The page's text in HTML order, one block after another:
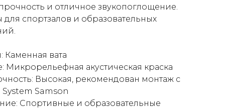
и отличное звукопоглощение.
спортзалов и образовательных
Каменная вата
Микрорельефная акустическая краска
Высокая, рекомендован монтаж с
Samson
Спортивные и образовательные